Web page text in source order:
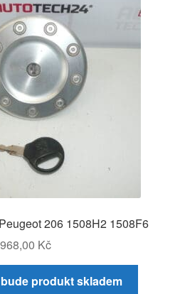
206 1508H2 1508F6
968,00 Kč
produkt skladem